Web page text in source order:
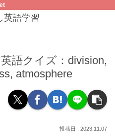
英語学習
語クイズ：division,
atmosphere
2023.11.07